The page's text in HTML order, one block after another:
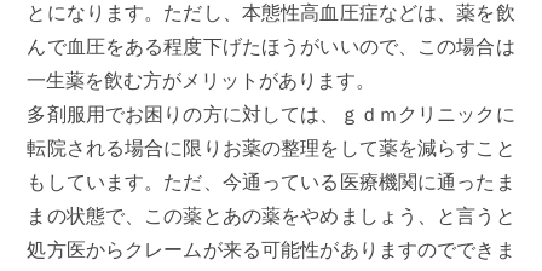
とになります。ただし、本態性高血圧症などは、薬を飲
んで血圧をある程度下げたほうがいいので、この場合は
一生薬を飲む方がメリットがあります。
多剤服用でお困りの方に対しては、ｇｄｍクリニックに
転院される場合に限りお薬の整理をして薬を減らすこと
もしています。ただ、今通っている医療機関に通ったま
まの状態で、この薬とあの薬をやめましょう、と言うと
処方医からクレームが来る可能性がありますのでできま